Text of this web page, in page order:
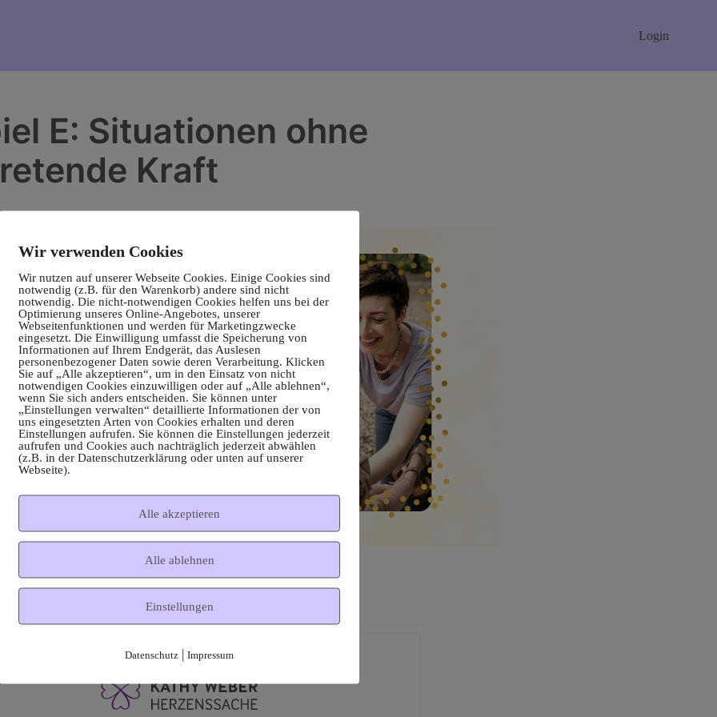
Login
E: Situationen ohne
Kraft
Wir verwenden Cookies
Wir nutzen auf unserer Webseite Cookies. Einige Cookies sind
notwendig (z.B. für den Warenkorb) andere sind nicht
notwendig. Die nicht-notwendigen Cookies helfen uns bei der
Optimierung unseres Online-Angebotes, unserer
Webseitenfunktionen und werden für Marketingzwecke
eingesetzt. Die Einwilligung umfasst die Speicherung von
Informationen auf Ihrem Endgerät, das Auslesen
personenbezogener Daten sowie deren Verarbeitung. Klicken
Sie auf „Alle akzeptieren“, um in den Einsatz von nicht
notwendigen Cookies einzuwilligen oder auf „Alle ablehnen“,
wenn Sie sich anders entscheiden. Sie können unter
„Einstellungen verwalten“ detaillierte Informationen der von
uns eingesetzten Arten von Cookies erhalten und deren
Einstellungen aufrufen. Sie können die Einstellungen jederzeit
aufrufen und Cookies auch nachträglich jederzeit abwählen
(z.B. in der Datenschutzerklärung oder unten auf unserer
Webseite).
Alle akzeptieren
Alle ablehnen
Einstellungen
Datenschutz | Impressum